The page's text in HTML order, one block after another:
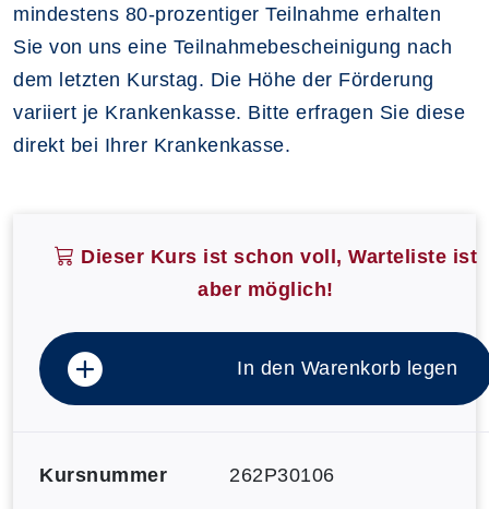
mindestens 80-prozentiger Teilnahme erhalten
Sie von uns eine Teilnahmebescheinigung nach
dem letzten Kurstag. Die Höhe der Förderung
variiert je Krankenkasse. Bitte erfragen Sie diese
direkt bei Ihrer Krankenkasse.
Dieser Kurs ist schon voll, Warteliste ist
aber möglich!
In den Warenkorb legen
Kursnummer 262P30106